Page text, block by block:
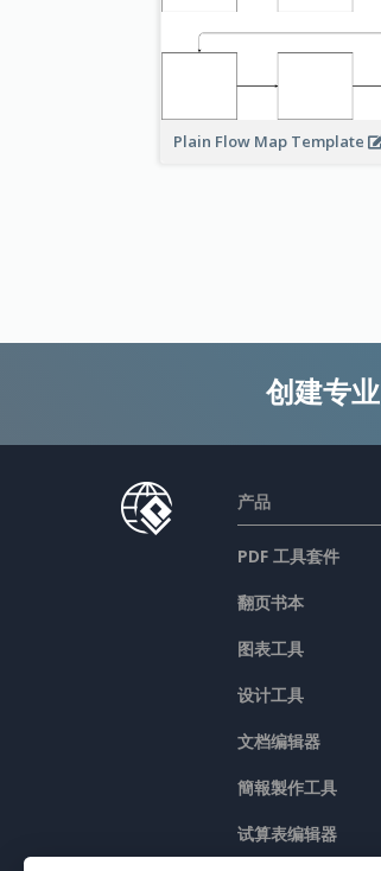
Plain Flow Map Template
创建专
产品
PDF 工具套件
翻页书本
图表工具
设计工具
文档编辑器
簡報製作工具
试算表编辑器